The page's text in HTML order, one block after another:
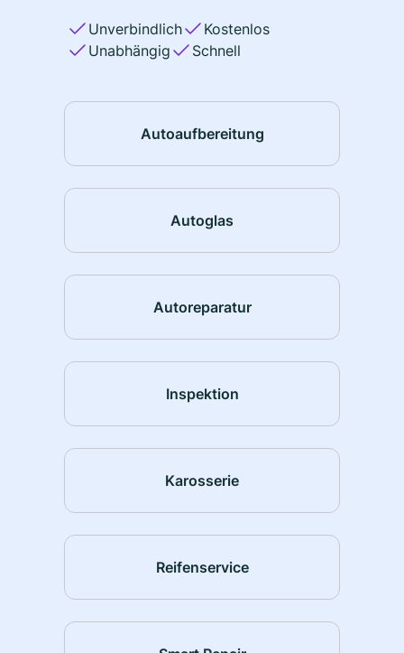
Unverbindlich
Kostenlos
Unabhängig
Schnell
Autoaufbereitung
Autoglas
Autoreparatur
Inspektion
Karosserie
Reifenservice